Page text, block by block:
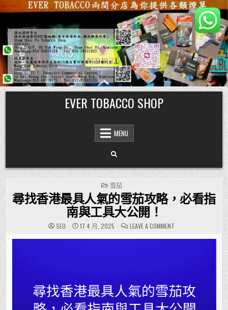
Skip
to
content
EVER TOBACCO SHOP
MENU
POSTED
IN
雪茄
尋找香港最具人氣的雪茄攻略，必看指
南與工具大公開！
SEO 17 4 月, 2025 LEAVE A COMMENT
尋
找
雪
茄
攻
略，